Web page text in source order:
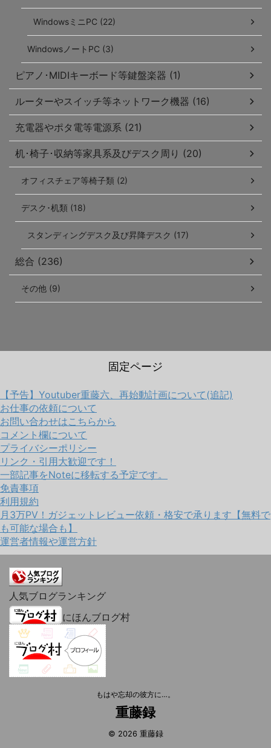
WindowsミニPC (22)
WindowsノートPC (3)
ピアノ･MIDIキーボード等鍵盤楽器 (1)
ルーターやスイッチ等ネットワーク機器 (16)
充電器やポタ電等電源系 (21)
机･椅子･収納等家具系及びデスク周り (20)
オフィスチェア等椅子類 (2)
デスク･机類 (18)
スタンディングデスク及び昇降デスク (17)
総合 (236)
その他 (9)
固定ページ
【予告】Youtuber重藤六、再始動計画について(追記)
お仕事の依頼について
お問い合わせはこちらから
コメント欄について
プライバシーポリシー
リンク・引用大歓迎です！
一部記事をNoteに移転する予定です。
免責事項
利用規約
月3万PV！ガジェットレビュー依頼・格安で承ります【無料で
も可能な場合も】
運営者情報や運営方針
人気ブログランキング
にほんブログ村
もはや忘却の彼方に…。
重藤録
© 2026 重藤録